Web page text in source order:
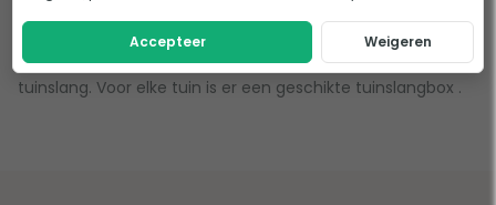
plek in jouw tuin en bevestig daar jouw Gardena
tuinslangbox en laat hem lekker het hele jaar buiten staan.
De tuinslangboxen zijn verkrijgbaar in verschillende lengtes
tuinslang. Voor elke tuin is er een geschikte tuinslangbox .
Accepteer Weigeren